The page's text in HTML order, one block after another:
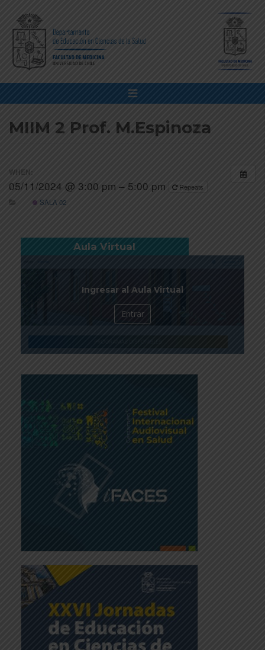
MIIM 2 Prof. M.Espinoza
WHEN:
05/11/2024 @ 3:00 pm – 5:00 pm
Repeats
SALA 02
Aula Virtual
Ingresar al Aula Virtual
Entrar